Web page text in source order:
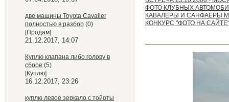
две машины Toyota Cavalier
полностью в разбор (0)
[Продам]
21.12.2017, 14:07
Куплю клапана либо голову в
сборе (5)
[Куплю]
16.12.2017, 23:26
куплю левое зеркало с тойоты
ФОТО КЛУБНЫХ
КАВАЛЕРЫ И САНФАЕРЫ
КОНКУРС "ФОТО НА